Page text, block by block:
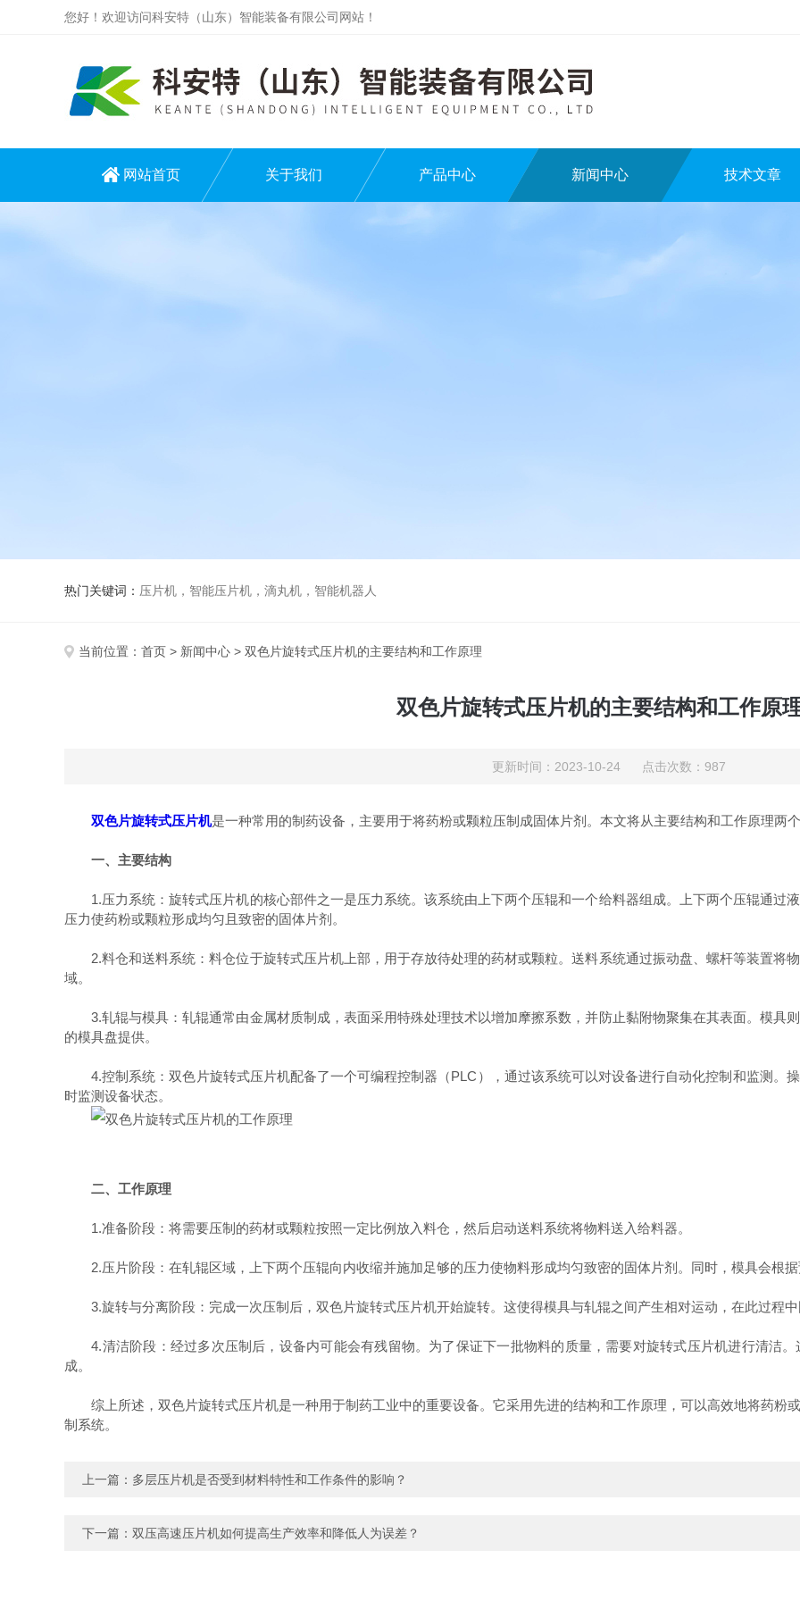
您好！欢迎访问科安特（山东）智能装备有限公司网站！
网站首页 关于我们 产品中心 新闻中心 技术文章
热门关键词： 压片机，智能压片机，滴丸机，智能机器人
当前位置： 首页 > 新闻中心 > 双色片旋转式压片机的主要结构和工作原理
双色片旋转式压片机的主要结构和工作原
更新时间：2023-10-24 点击次数：987
双色片旋转式压片机是一种常用的制药设备，主要用于将药粉或颗粒压制成固体片剂。本文将从主要结构和工作原理两
一、主要结构
1.压力系统：旋转式压片机的核心部件之一是压力系统。该系统由上下两个压辊和一个给料器组成。上下两个压辊通过
压力使药粉或颗粒形成均匀且致密的固体片剂。
2.料仓和送料系统：料仓位于旋转式压片机上部，用于存放待处理的药材或颗粒。送料系统通过振动盘、螺杆等装置将
域。
3.轧辊与模具：轧辊通常由金属材质制成，表面采用特殊处理技术以增加摩擦系数，并防止黏附物聚集在其表面。模具
的模具盘提供。
4.控制系统：双色片旋转式压片机配备了一个可编程控制器（PLC），通过该系统可以对设备进行自动化控制和监测。
时监测设备状态。
二、工作原理
1.准备阶段：将需要压制的药材或颗粒按照一定比例放入料仓，然后启动送料系统将物料送入给料器。
2.压片阶段：在轧辊区域，上下两个压辊向内收缩并施加足够的压力使物料形成均匀致密的固体片剂。同时，模具会根
3.旋转与分离阶段：完成一次压制后，双色片旋转式压片机开始旋转。这使得模具与轧辊之间产生相对运动，在此过程
4.清洁阶段：经过多次压制后，设备内可能会有残留物。为了保证下一批物料的质量，需要对旋转式压片机进行清洁
成。
综上所述，双色片旋转式压片机是一种用于制药工业中的重要设备。它采用先进的结构和工作原理，可以高效地将药粉
制系统。
上一篇： 多层压片机是否受到材料特性和工作条件的影响？
下一篇： 双压高速压片机如何提高生产效率和降低人为误差？